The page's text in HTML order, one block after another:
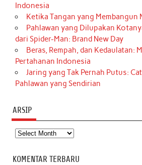
Indonesia
Ketika Tangan yang Membangun
Pahlawan yang Dilupakan
dari Spider-Man: Brand New Day
Beras, Rempah, dan Kedaulatan:
Pertahanan Indonesia
Jaring yang Tak Pernah Putus:
Pahlawan yang Sendirian
ARSIP
Arsip
KOMENTAR TERBARU